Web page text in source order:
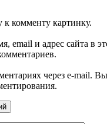
комменту картинку.
email и адрес сайта в
через e-mail.